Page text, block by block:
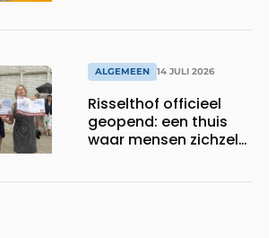
ALGEMEEN 14 JULI 2026
Risselthof officieel
geopend: een thuis
waar mensen zichzelf